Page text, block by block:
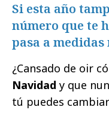
Si esta año
número que te
pasa a medidas
¿Cansado de oir
Navidad y que
tú puedes